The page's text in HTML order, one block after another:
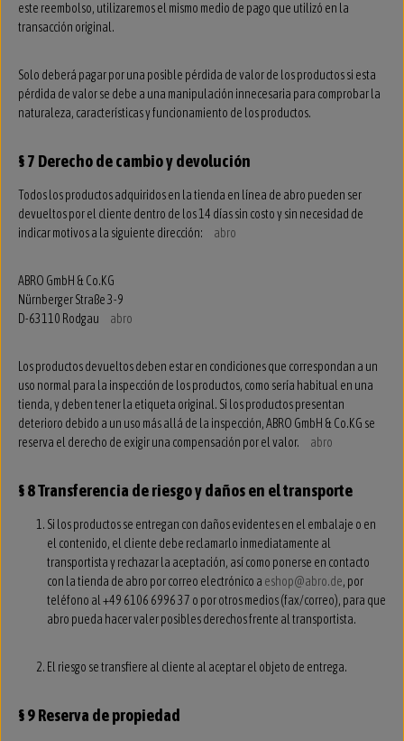
este reembolso, utilizaremos el mismo medio de pago que utilizó en la
transacción original.
Solo deberá pagar por una posible pérdida de valor de los productos si esta
pérdida de valor se debe a una manipulación innecesaria para comprobar la
naturaleza, características y funcionamiento de los productos.
§ 7 Derecho de cambio y devolución
Todos los productos adquiridos en la tienda en línea de abro pueden ser
devueltos por el cliente dentro de los 14 días sin costo y sin necesidad de
indicar motivos a la siguiente dirección:
abro
ABRO GmbH & Co.KG
Nürnberger Straße 3-9
D-63110 Rodgau
abro
Los productos devueltos deben estar en condiciones que correspondan a un
uso normal para la inspección de los productos, como sería habitual en una
tienda, y deben tener la etiqueta original. Si los productos presentan
deterioro debido a un uso más allá de la inspección, ABRO GmbH & Co.KG se
reserva el derecho de exigir una compensación por el valor.
abro
§ 8 Transferencia de riesgo y daños en el transporte
Si los productos se entregan con daños evidentes en el embalaje o en
el contenido, el cliente debe reclamarlo inmediatamente al
transportista y rechazar la aceptación, así como ponerse en contacto
con la tienda de abro por correo electrónico a eshop@abro.de, por
teléfono al +49 6106 6996 37 o por otros medios (fax/correo), para que
abro pueda hacer valer posibles derechos frente al transportista.
El riesgo se transfiere al cliente al aceptar el objeto de entrega.
§ 9 Reserva de propiedad